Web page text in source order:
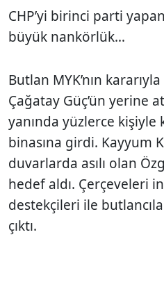
CHP’yi birinci parti
büyük nankörlük…
Butlan MYK’nın
Çağatay Güç’ün yerine
yanında yüzlerce kişiyle
binasına girdi. Kayyum
duvarlarda asılı olan
hedef aldı. Çerçeveleri
destekçileri ile
çıktı.